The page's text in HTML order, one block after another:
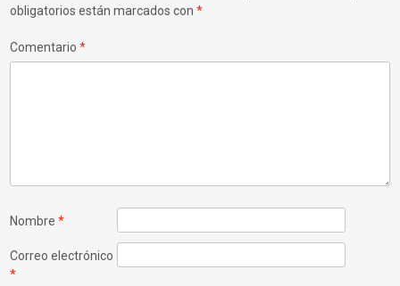
obligatorios están marcados con*
Comentario*
Nombre*
Correo electrónico
*